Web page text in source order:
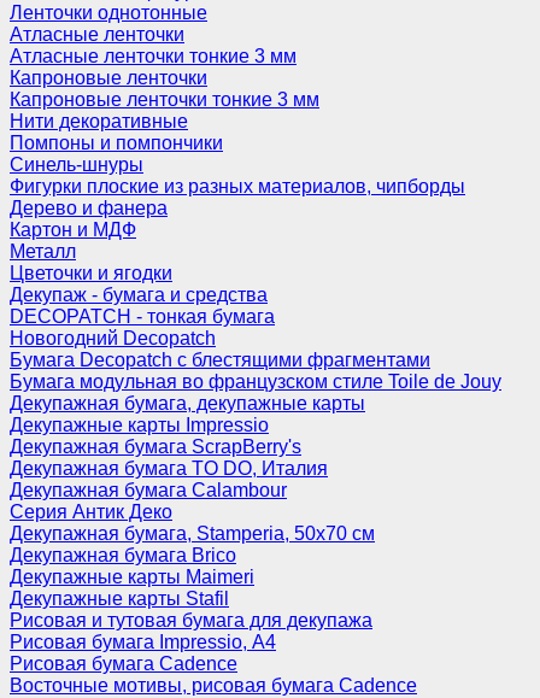
Ленточки однотонные
Атласные ленточки
Атласные ленточки тонкие 3 мм
Капроновые ленточки
Капроновые ленточки тонкие 3 мм
Нити декоративные
Помпоны и помпончики
Синель-шнуры
Фигурки плоские из разных материалов, чипборды
Дерево и фанера
Картон и МДФ
Металл
Цветочки и ягодки
Декупаж - бумага и средства
DECOPATCH - тонкая бумага
Новогодний Decopatch
Бумага Decopatch с блестящими фрагментами
Бумага модульная во французском стиле Toile de Jouy
Декупажная бумага, декупажные карты
Декупажные карты Impressio
Декупажная бумага ScrapBerry's
Декупажная бумага TO DO, Италия
Декупажная бумага Calambour
Серия Антик Деко
Декупажная бумага, Stamperia, 50х70 см
Декупажная бумага Brico
Декупажные карты Maimeri
Декупажные карты Stafil
Рисовая и тутовая бумага для декупажа
Рисовая бумага Impressio, А4
Рисовая бумага Cadence
Восточные мотивы, рисовая бумага Cadence